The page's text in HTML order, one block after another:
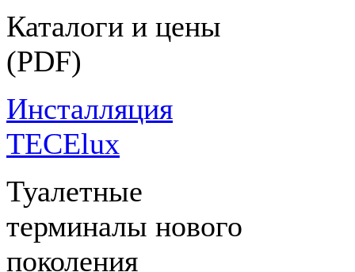
Каталоги и цены
(PDF)
Инсталляция
TECElux
Туалетные
терминалы нового
поколения